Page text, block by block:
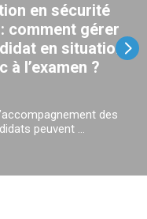
en sécurité
comment gérer
en situation
à l’examen ?
des
peuvent ...